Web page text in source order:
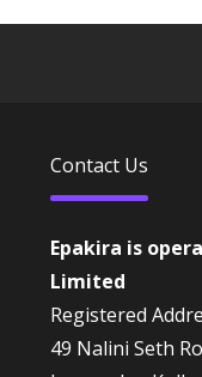
Contact Us
Epakira is
Limited
Registered
49 Nalini Seth